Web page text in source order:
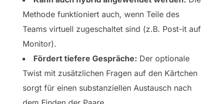
Methode funktioniert auch, wenn Teile des
Teams virtuell zugeschaltet sind (z.B. Post-it auf
Monitor).
Fördert tiefere Gespräche: Der optionale
Twist mit zusätzlichen Fragen auf den Kärtchen
sorgt für einen substanziellen Austausch nach